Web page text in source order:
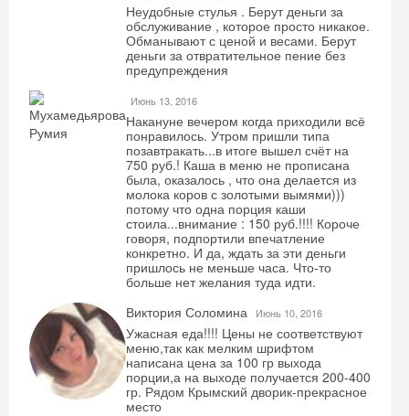
Неудобные стулья . Берут деньги за
обслуживание , которое просто никакое.
Обманывают с ценой и весами. Берут
деньги за отвратительное пение без
предупреждения
Июнь 13, 2016
Накануне вечером когда приходили всё
понравилось. Утром пришли типа
позавтракать...в итоге вышел счёт на
750 руб.! Каша в меню не прописана
была, оказалось , что она делается из
молока коров с золотыми вымями)))
потому что одна порция каши
стоила...внимание : 150 руб.!!!! Короче
говоря, подпортили впечатление
конкретно. И да, ждать за эти деньги
пришлось не меньше часа. Что-то
больше нет желания туда идти.
Виктория Соломина
Июнь 10, 2016
Ужасная еда!!!! Цены не соответствуют
меню,так как мелким шрифтом
написана цена за 100 гр выхода
порции,а на выходе получается 200-400
гр. Рядом Крымский дворик-прекрасное
место